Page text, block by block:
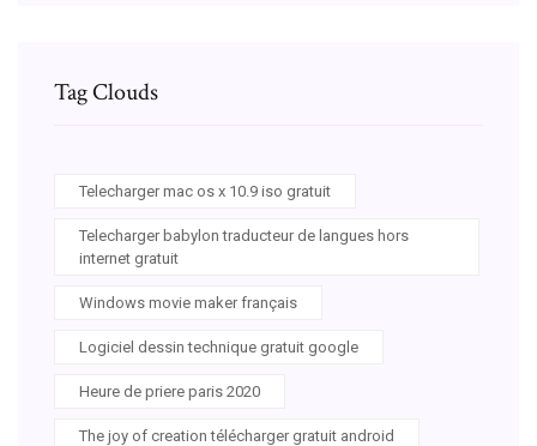
Tag Clouds
Telecharger mac os x 10.9 iso gratuit
Telecharger babylon traducteur de langues hors
internet gratuit
Windows movie maker français
Logiciel dessin technique gratuit google
Heure de priere paris 2020
The joy of creation télécharger gratuit android